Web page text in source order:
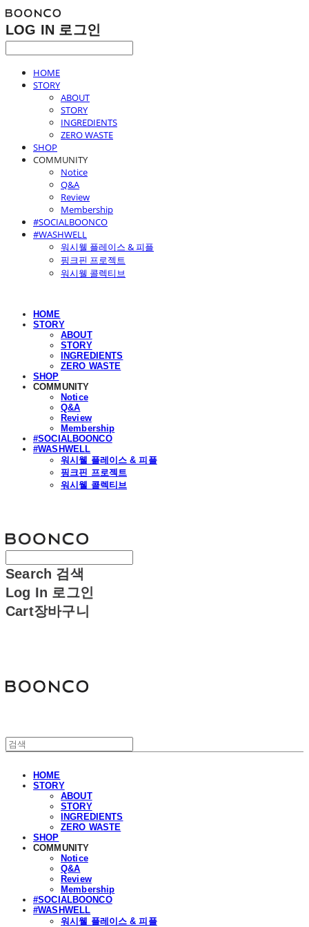
LOG IN 로그인
HOME
STORY
ABOUT
STORY
INGREDIENTS
ZERO WASTE
SHOP
COMMUNITY
Notice
Q&A
Review
Membership
#SOCIALBOONCO
#WASHWELL
워시웰 플레이스 & 피플
핑크핀 프로젝트
워시웰 콜렉티브
HOME
STORY
ABOUT
STORY
INGREDIENTS
ZERO WASTE
SHOP
COMMUNITY
Notice
Q&A
Review
Membership
#SOCIALBOONCO
#WASHWELL
워시웰 플레이스 & 피플
핑크핀 프로젝트
워시웰 콜렉티브
Search 검색
Log In 로그인
Cart장바구니
HOME
STORY
ABOUT
STORY
INGREDIENTS
ZERO WASTE
SHOP
COMMUNITY
Notice
Q&A
Review
Membership
#SOCIALBOONCO
#WASHWELL
워시웰 플레이스 & 피플